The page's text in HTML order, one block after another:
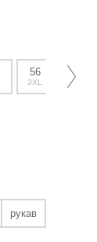
56
3XL
58
4XL
рукав